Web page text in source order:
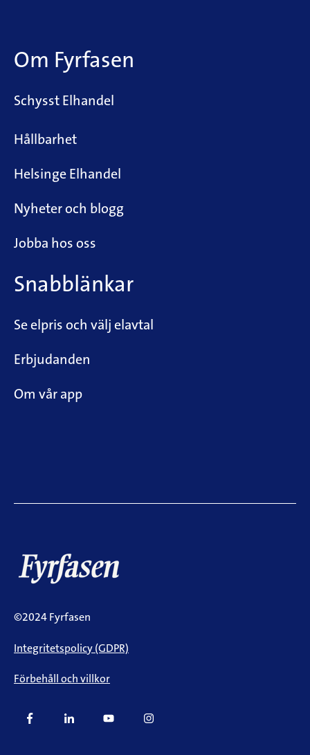
Om Fyrfasen
Schysst Elhandel
Hållbarhet
Helsinge Elhandel
Nyheter och blogg
Jobba hos oss
Snabblänkar
Se elpris och välj elavtal
Erbjudanden
Om vår app
©2024 Fyrfasen
Integritetspolicy (GDPR)
Förbehåll och villkor